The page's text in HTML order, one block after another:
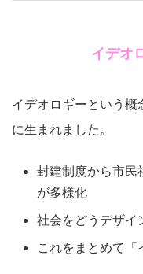
イデオ
イデオロギーという概
に生まれました。
封建制度から市民
が多様化
社会をどうデザイ
これをまとめて「